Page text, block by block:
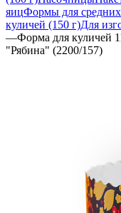
яицФормы для
куличей (150 г)Для
—Форма для куличей
"Рябина" (2200/157)